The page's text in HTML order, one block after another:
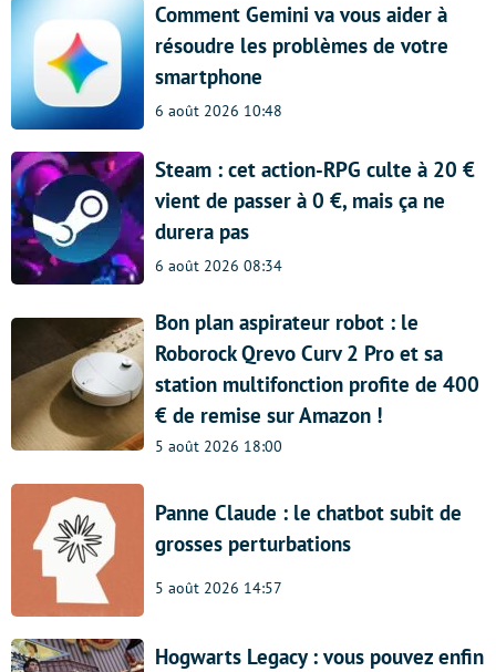
Comment Gemini va vous aider à
résoudre les problèmes de votre
smartphone
6 août 2026 10:48
Steam : cet action-RPG culte à 20 €
vient de passer à 0 €, mais ça ne
durera pas
6 août 2026 08:34
Bon plan aspirateur robot : le
Roborock Qrevo Curv 2 Pro et sa
station multifonction profite de 400
€ de remise sur Amazon !
5 août 2026 18:00
Panne Claude : le chatbot subit de
grosses perturbations
5 août 2026 14:57
Hogwarts Legacy : vous pouvez enfin